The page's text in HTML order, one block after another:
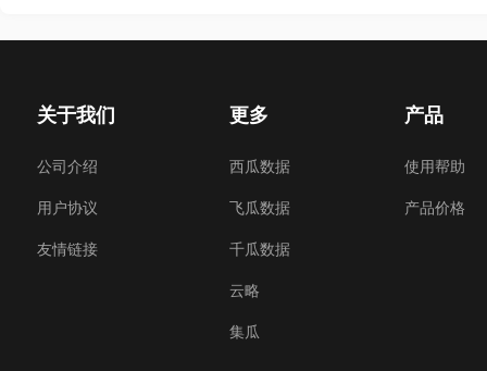
关于我们
公司介绍
用户协议
友情链接
更多
西瓜数据
飞瓜数据
千瓜数据
云略
集瓜
产品
使用帮助
产品价格